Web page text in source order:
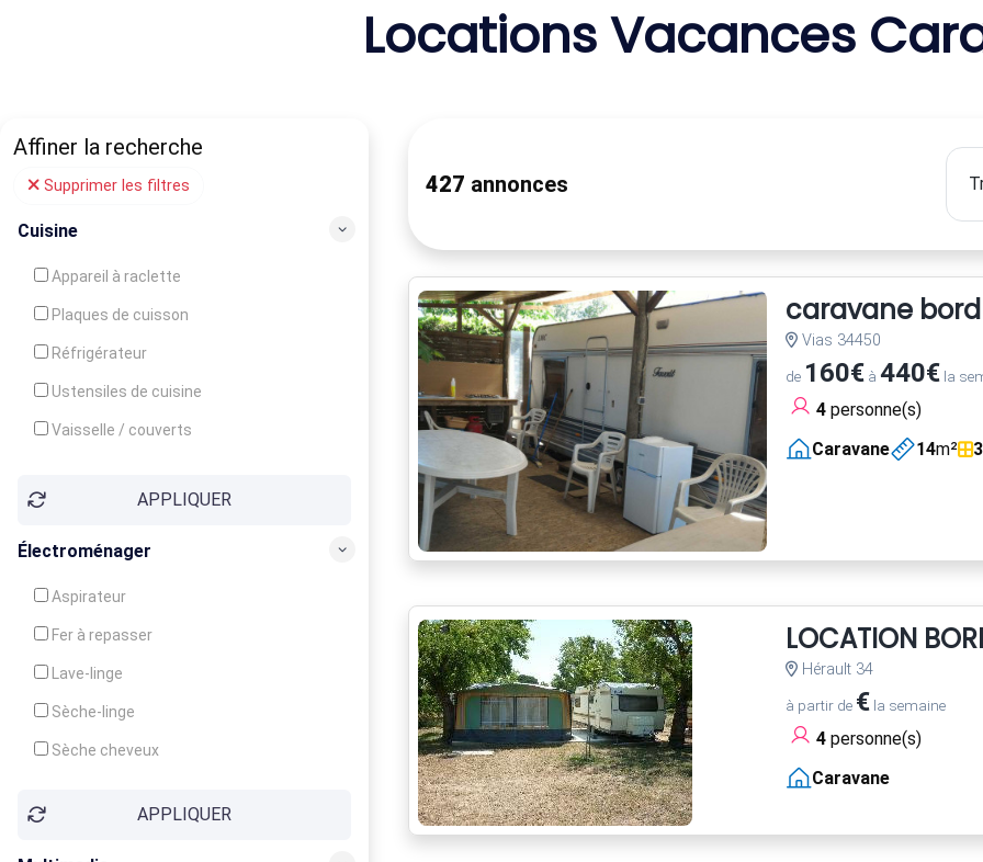
Locations Vacances
Affiner la recherche
Supprimer les filtres
Cuisine
Appareil à raclette
Plaques de cuisson
Réfrigérateur
Ustensiles de cuisine
Vaisselle / couverts
Congélateur
APPLIQUER
Électroménager
Aspirateur
Fer à repasser
Lave-linge
Sèche-linge
Sèche cheveux
APPLIQUER
427 annonces
caravane
Vias 34450
de 160€à 440€la
4personne(s)
Caravane
14m² 3
LOCATION
Hérault 34
à partir de €la semaine
4personne(s)
Caravane